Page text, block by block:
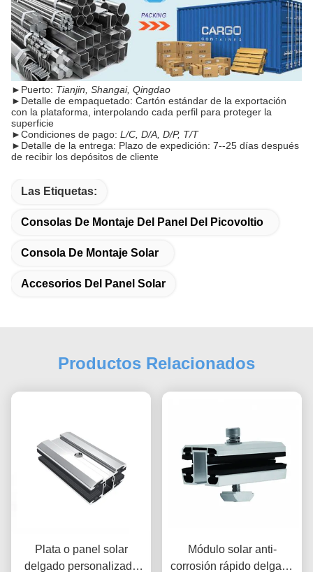
► Puerto: Tianjin, Shangai, Qingdao
► Detalle de empaquetado: Cartón estándar de la exportación
con la plataforma, interpolando cada perfil para proteger la
superficie
►Condiciones de pago: L/C, D/A, D/P, T/T
► Detalle de la entrega: Plazo de expedición: 7--25 días después
de recibir los depósitos de cliente
Las Etiquetas:
Consolas De Montaje Del Panel Del Picovoltio
Consola De Montaje Solar
Accesorios Del Panel Solar
Productos Relacionados
Plata o panel solar
delgado personalizado
Módulo solar anti-
corrosión rápido delgado